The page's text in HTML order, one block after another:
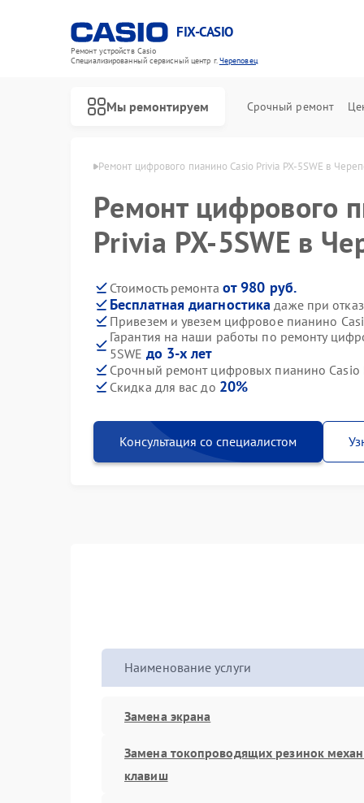
FIX-CASIO
Ремонт устройств Casio
Специализированный cервисный центр г.Череповец
Мы ремонтируем Срочный ремонт
Ремонт цифрового пианино Casio Privia PX-5SWE в
Ремонт цифрового
Privia PX-5SWE в
Стоимость ремонта от 980 руб.
Бесплатная диагностика даже при
Привезем и увезем цифровое пианино
Гарантия на наши работы по ремонту
5SWE до 3-х лет
Срочный ремонт цифровых пианино Casio
Скидка для вас до 20%
Консультация со специалистом
Наименование услуги
Замена экрана
Замена токопроводящих резинок
клавиш